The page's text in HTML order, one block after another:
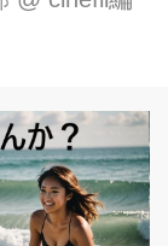
ーナス／訣別
て急激な変化
拓地。インデ
上げた英雄
ている騎兵隊